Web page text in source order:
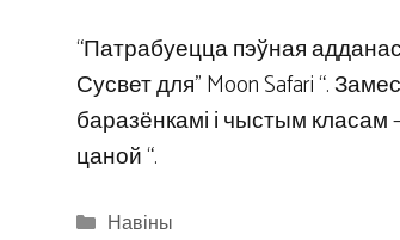
“Патрабуецца пэўная
Сусвет для” Moon Safari “.
баразёнкамі і чыстым
цаной “.
Categories
Навіны